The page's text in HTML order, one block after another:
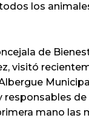
los
de
visitó
responsables de
mano las